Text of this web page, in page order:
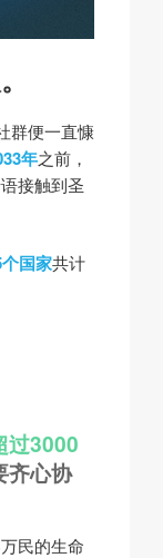
。
群便一直慷
年之前，
接触到圣
国家共计
过3000
齐心协
民的生命